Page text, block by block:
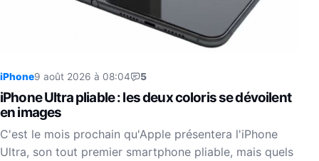
iPhone9 août 2026 à 08:04 5
iPhone Ultra pliable : les deux coloris se dévoilent
en images
C'est le mois prochain qu'Apple présentera l'iPhone
Ultra, son tout premier smartphone pliable, mais quels